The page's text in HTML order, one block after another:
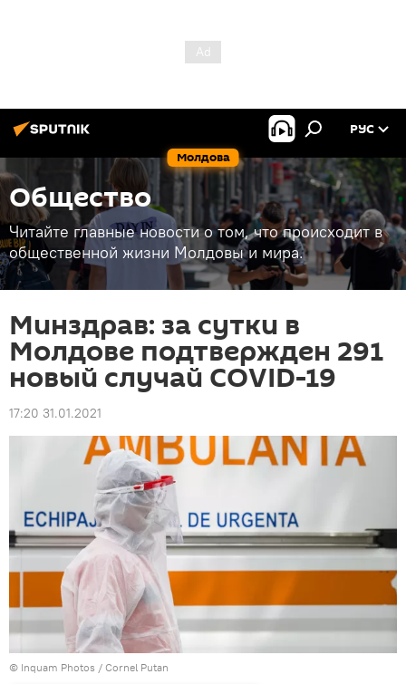
Молдова
РУС
Общество
Читайте главные новости о том, что происходит в
общественной жизни Молдовы и мира.
Минздрав: за сутки в
Молдове подтвержден 291
новый случай COVID-19
17:20 31.01.2021
© Inquam Photos / Cornel Putan